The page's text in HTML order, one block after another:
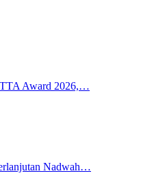
Award 2026,…
Nadwah…